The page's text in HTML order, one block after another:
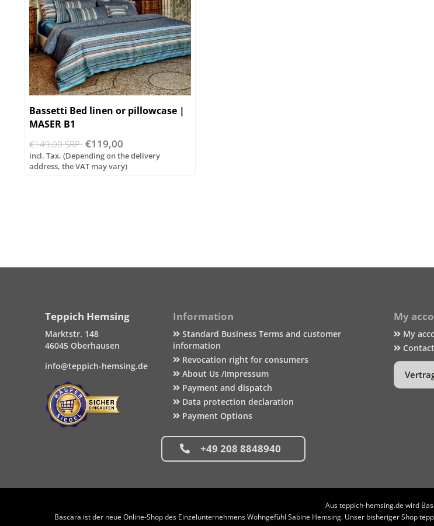
Bassetti Bed linen or pillowcase |
MASER B1
€149,00 SRP €119,00
incl. Tax. (Depending on the delivery
address, the VAT may vary)
Teppich Hemsing
Marktstr. 148
46045 Oberhausen
info@teppich-hemsing.de
Information
Standard Business Terms and customer
information
Revocation right for consumers
About Us /Impressum
Payment and dispatch
Data protection declaration
Payment Options
+49 208 8848940
My
My
Contact
Aus teppich-hemsing.de wird
Bascara ist der neue Online-Shop des Einzelunternehmens Wohngefühl Sabine Hemsing. Unser bisheriger Shop